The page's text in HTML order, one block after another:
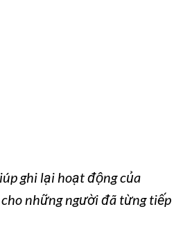
ghi lại hoạt động của
những người đã từng tiếp